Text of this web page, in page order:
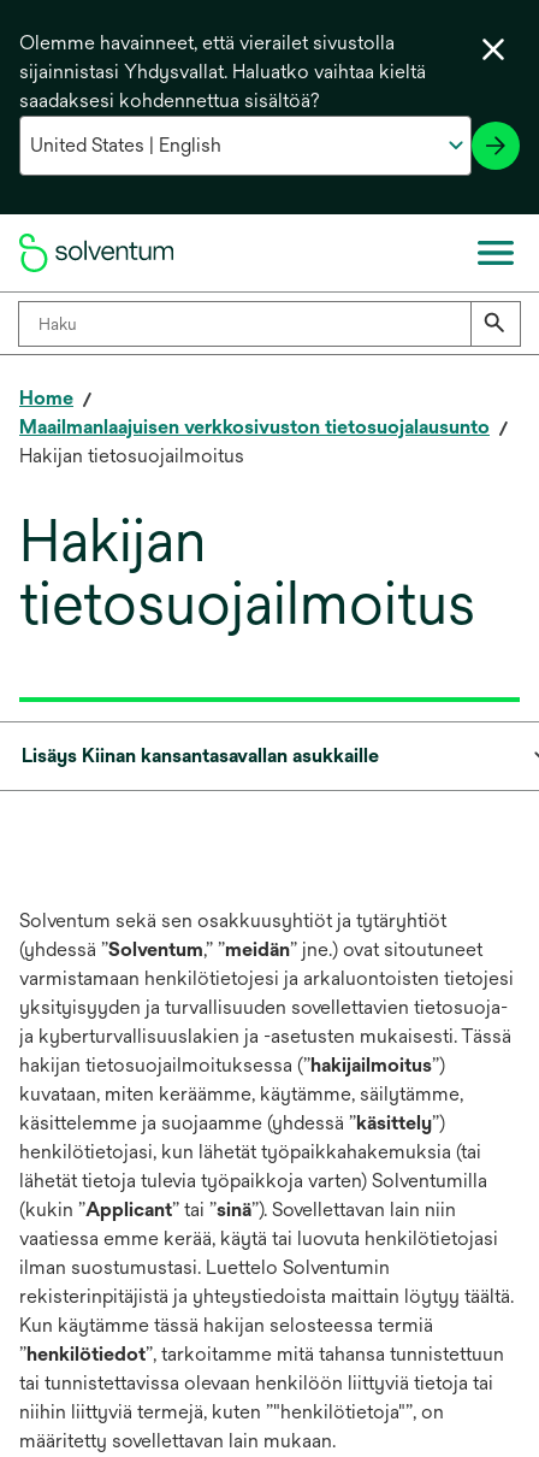
Olemme havainneet, että vierailet sivustolla
sijainnistasi Yhdysvallat. Haluatko vaihtaa kieltä
saadaksesi kohdennettua sisältöä?
Home
Maailmanlaajuisen verkkosivuston tietosuojalausunto
Hakijan tietosuojailmoitus
Hakijan
tietosuojailmoitus
Lisäys Kiinan kansantasavallan asukkaille
Solventum sekä sen osakkuusyhtiöt ja tytäryhtiöt
(yhdessä ”Solventum,” ”meidän” jne.) ovat sitoutuneet
varmistamaan henkilötietojesi ja arkaluontoisten tietojesi
yksityisyyden ja turvallisuuden sovellettavien tietosuoja-
ja kyberturvallisuuslakien ja -asetusten mukaisesti. Tässä
hakijan tietosuojailmoituksessa (”hakijailmoitus”)
kuvataan, miten keräämme, käytämme, säilytämme,
käsittelemme ja suojaamme (yhdessä ”käsittely”)
henkilötietojasi, kun lähetät työpaikkahakemuksia (tai
lähetät tietoja tulevia työpaikkoja varten) Solventumilla
(kukin ”Applicant” tai ”sinä”). Sovellettavan lain niin
vaatiessa emme kerää, käytä tai luovuta henkilötietojasi
ilman suostumustasi. Luettelo Solventumin
rekisterinpitäjistä ja yhteystiedoista maittain löytyy täältä.
Kun käytämme tässä hakijan selosteessa termiä
”henkilötiedot”, tarkoitamme mitä tahansa tunnistettuun
tai tunnistettavissa olevaan henkilöön liittyviä tietoja tai
niihin liittyviä termejä, kuten ”"henkilötietoja"”, on
määritetty sovellettavan lain mukaan.